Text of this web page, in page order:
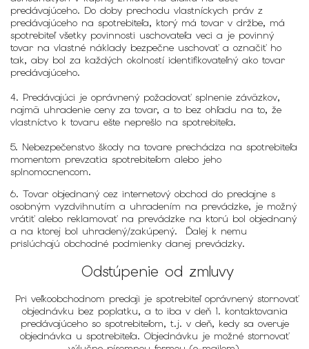
predávajúceho. Do doby prechodu vlastníckych práv z
predávajúceho na spotrebiteľa, ktorý má tovar v držbe, má
spotrebiteľ všetky povinnosti uschovateľa veci a je povinný
tovar na vlastné náklady bezpečne uschovať a označiť ho
tak, aby bol za každých okolností identifikovateľný ako tovar
predávajúceho.
4. Predávajúci je oprávnený požadovať splnenie záväzkov,
najmä uhradenie ceny za tovar, a to bez ohľadu na to, že
vlastníctvo k tovaru ešte neprešlo na spotrebiteľa.
5. Nebezpečenstvo škody na tovare prechádza na spotrebiteľa
momentom prevzatia spotrebiteľom alebo jeho
splnomocnencom.
6. Tovar objednaný cez internetový obchod do predajne s
osobným vyzdvihnutím a uhradením na prevádzke, je možný
vrátiť alebo reklamovať na prevádzke na ktorú bol objednaný
a na ktorej bol uhradený/zakúpený. Ďalej k nemu
prislúchajú obchodné podmienky danej prevádzky.
Odstúpenie od zmluvy
Pri veľkoobchodnom predaji je spotrebiteľ oprávnený stornovať
objednávku bez poplatku, a to iba v deň 1. kontaktovania
predávajúceho so spotrebiteľom, t.j. v deň, kedy sa overuje
objednávka u spotrebiteľa. Objednávku je možné stornovať